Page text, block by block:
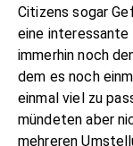
Citizens sogar
eine
immerhin noch
dem es noch
einmal viel zu
mündeten aber
mehreren